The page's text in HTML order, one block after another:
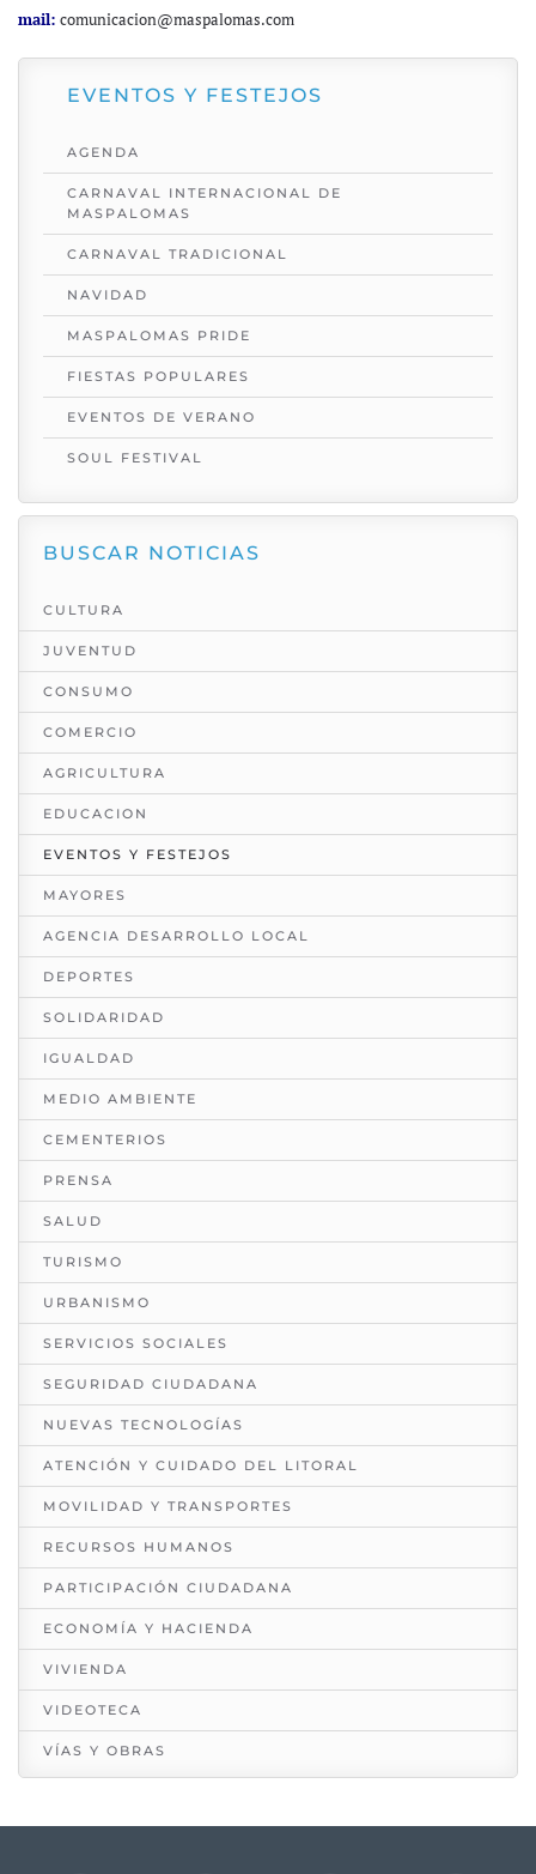
mail: comunicacion@maspalomas.com
EVENTOS Y FESTEJOS
AGENDA
CARNAVAL INTERNACIONAL DE
MASPALOMAS
CARNAVAL TRADICIONAL
NAVIDAD
MASPALOMAS PRIDE
FIESTAS POPULARES
EVENTOS DE VERANO
SOUL FESTIVAL
BUSCAR NOTICIAS
CULTURA
JUVENTUD
CONSUMO
COMERCIO
AGRICULTURA
EDUCACION
EVENTOS Y FESTEJOS
MAYORES
AGENCIA DESARROLLO LOCAL
DEPORTES
SOLIDARIDAD
IGUALDAD
MEDIO AMBIENTE
CEMENTERIOS
PRENSA
SALUD
TURISMO
URBANISMO
SERVICIOS SOCIALES
SEGURIDAD CIUDADANA
NUEVAS TECNOLOGÍAS
ATENCIÓN Y CUIDADO DEL LITORAL
MOVILIDAD Y TRANSPORTES
RECURSOS HUMANOS
PARTICIPACIÓN CIUDADANA
ECONOMÍA Y HACIENDA
VIVIENDA
VIDEOTECA
VÍAS Y OBRAS